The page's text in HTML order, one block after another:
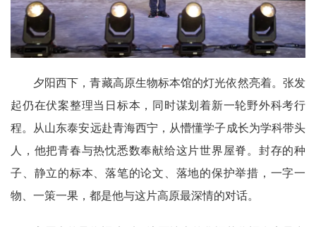
夕阳西下，青藏高原生物标本馆的灯光依然亮着。张发
起仍在伏案整理当日标本，同时谋划着新一轮野外科考行
程。从山东泰安远赴青海西宁，从懵懂学子成长为学科带头
人，他把青春与热忱悉数奉献给这片世界屋脊。封存的种
子、静立的标本、落笔的论文、落地的保护举措，一字一
物、一策一果，都是他与这片高原最深情的对话。